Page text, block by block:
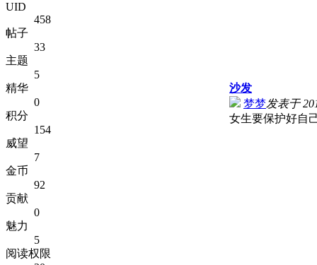
UID
458
帖子
33
主题
5
精华
0
积分
154
威望
7
金币
92
贡献
0
魅力
5
阅读权限
沙发
梦梦发表于
女生要保护好自